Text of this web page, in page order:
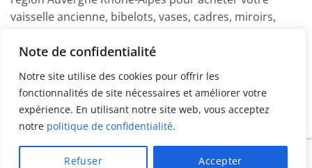
Note de confidentialité
Notre site utilise des cookies pour offrir les
fonctionnalités de site nécessaires et améliorer votre
expérience. En utilisant notre site web, vous acceptez
notre politique de confidentialité.
Refuser Accepter
vaisselle ancienne, bibelots, vases, cadres, miroirs,
Marine
PayPal
AmericanMasterCard
Visa